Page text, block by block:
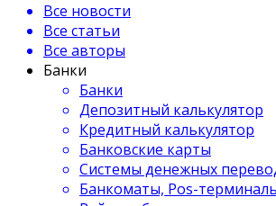
Все новости
Все статьи
Все авторы
Банки
Банки
Депозитный калькулятор
Кредитный калькулятор
Банковские карты
Системы денежных
Банкоматы, Pos-